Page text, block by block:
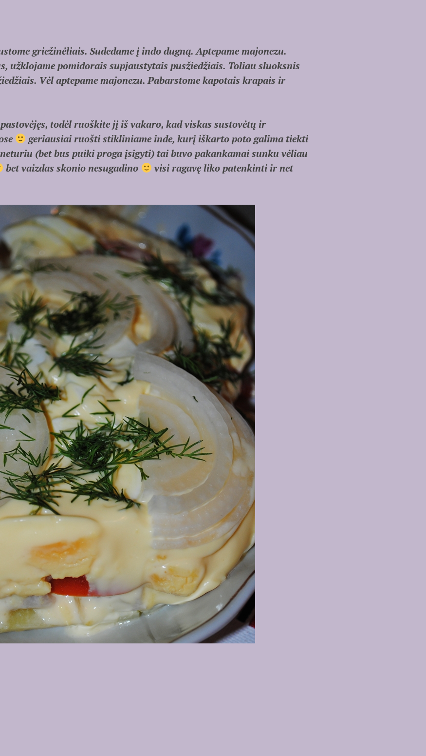
griežinėliais. Sudedame į indo dugną. Aptepame majonezu.
užklojame pomidorais supjaustytais pusžiedžiais. Toliau sluoksnis
Vėl aptepame majonezu. Pabarstome kapotais krapais ir
todėl ruoškite jį iš vakaro, kad viskas sustovėtų ir
geriausiai ruošti stikliniame inde, kurį iškarto poto galima tiekti
(bet bus puiki proga įsigyti) tai buvo pakankamai sunku vėliau
bet vaizdas skonio nesugadino
visi ragavę liko patenkinti ir net